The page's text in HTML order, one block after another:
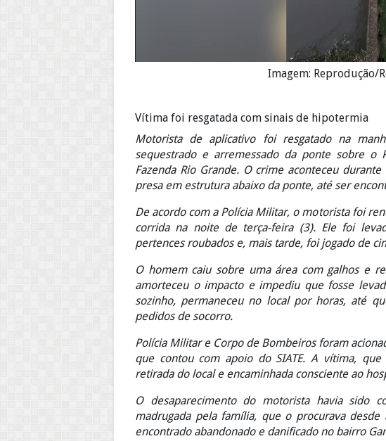
Imagem: Reprodução/
Vítima foi resgatada com sinais de hipotermia
Motorista de aplicativo foi resgatado na
sequestrado e arremessado da ponte sobre o
Fazenda Rio Grande. O crime aconteceu
presa em estrutura abaixo da ponte, até ser
De acordo com a Polícia Militar, o motorista foi
corrida na noite de terça-feira (3). Ele foi
pertences roubados e, mais tarde, foi jogado de
O homem caiu sobre uma área com galhos e
amorteceu o impacto e impediu que fosse
sozinho, permaneceu no local por horas, até
pedidos de socorro.
Polícia Militar e Corpo de Bombeiros foram
que contou com apoio do SIATE. A vítima,
retirada do local e encaminhada consciente ao
O desaparecimento do motorista havia sido
madrugada pela família, que o procurava
encontrado abandonado e danificado no bairro